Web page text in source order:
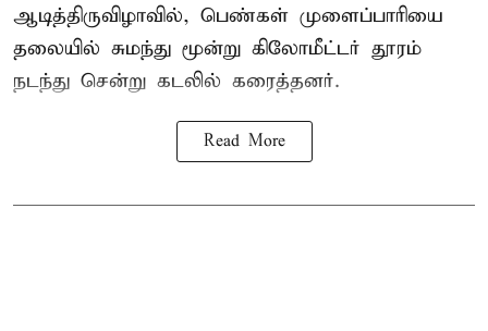
ஆடித்திருவிழாவில், பெண்கள் முளைப்பாரியை
தலையில் சுமந்து மூன்று கிலோமீட்டர் தூரம்
நடந்து சென்று கடலில் கரைத்தனர்.
Read More